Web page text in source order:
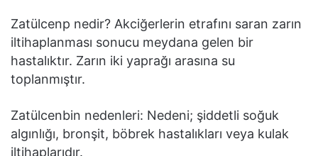
Zatülcenp nedir? Akciğerlerin etrafını saran zarın
iltihaplanması sonucu meydana gelen bir
hastalıktır. Zarın iki yaprağı arasına su
toplanmıştır.
Zatülcenbin nedenleri: Nedeni; şiddetli soğuk
algınlığı, bronşit, böbrek hastalıkları veya kulak
iltihaplarıdır.